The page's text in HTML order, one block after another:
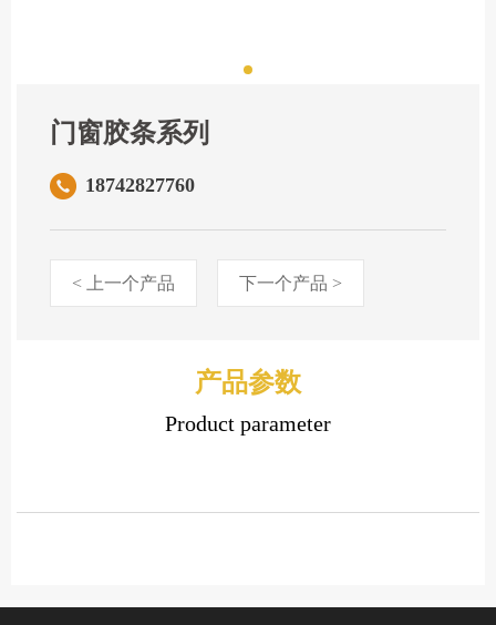
门窗胶条系列
18742827760
< 上一个产品 下一个产品 >
产品参数
Product parameter